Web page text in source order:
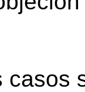
casos